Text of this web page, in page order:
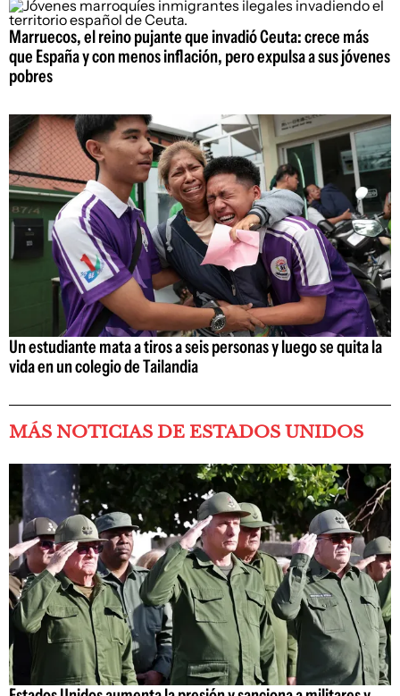
Marruecos, el reino pujante que invadió Ceuta: crece más
que España y con menos inflación, pero expulsa a sus jóvenes
pobres
Un estudiante mata a tiros a seis personas y luego se quita la
vida en un colegio de Tailandia
MÁS NOTICIAS DE ESTADOS UNIDOS